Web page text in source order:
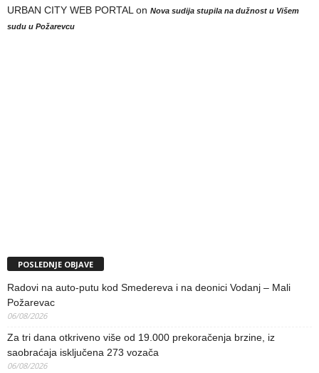
URBAN CITY WEB PORTALon Nova sudija stupila na dužnost u Višem
sudu u Požarevcu
POSLEDNJE OBJAVE
Radovi na auto-putu kod Smedereva i na deonici Vodanj – Mali
Požarevac
06/08/2026
Za tri dana otkriveno više od 19.000 prekoračenja brzine, iz
saobraćaja isključena 273 vozača
06/08/2026